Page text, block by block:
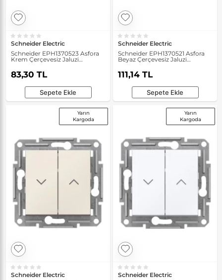
Schneider Electric
Schneider EPH1370523 Asfora
Krem Çerçevesiz Jaluzi
83,30 TL
Sepete Ekle
Schneider Electric
Schneider EPH1370521 Asfora
Beyaz Çerçevesiz Jaluzi
111,14 TL
Sepete Ekle
Yarın
Kargoda
Schneider Electric
Yarın
Kargoda
Schneider Electric